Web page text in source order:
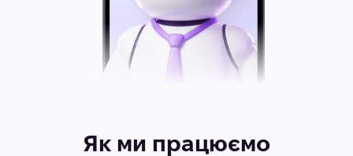
Як ми працюємо